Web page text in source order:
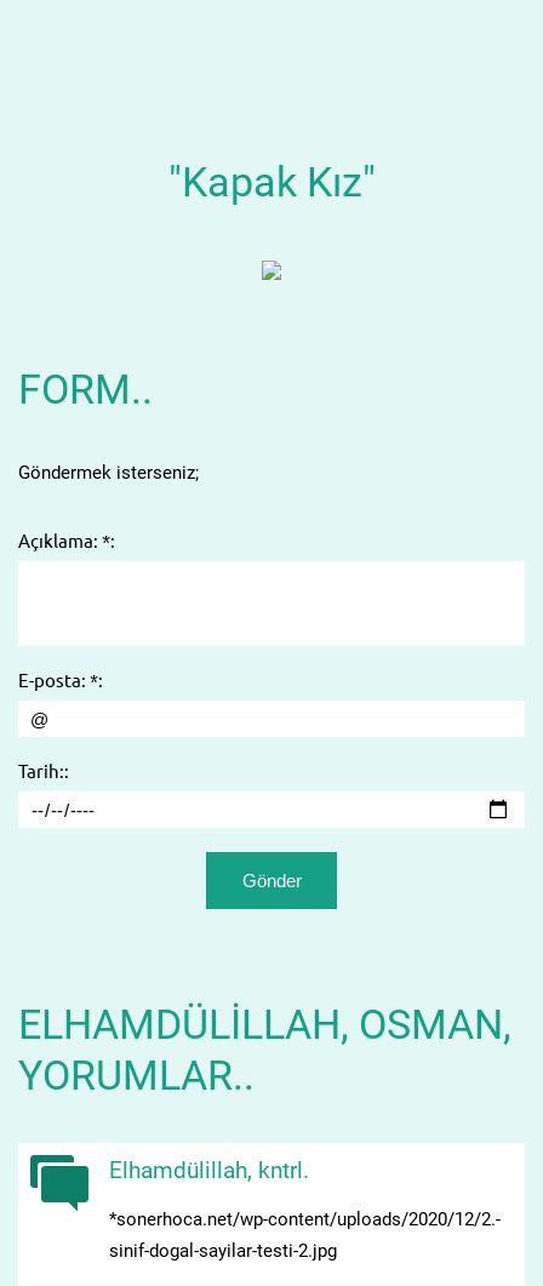
"Kapak Kız"
FORM..
Göndermek isterseniz;
Açıklama: *:
E-posta: *:
Tarih::
ELHAMDÜLILLAH, OSMAN,
YORUMLAR..
Elhamdülillah, kntrl.
*sonerhoca.net/wp-content/uploads/2020/12/2.-
sinif-dogal-sayilar-testi-2.jpg